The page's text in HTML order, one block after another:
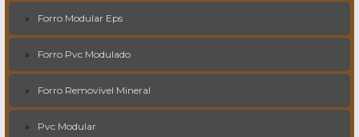
Forro Modular Eps
Forro Pvc Modulado
Forro Removível Mineral
Pvc Modular